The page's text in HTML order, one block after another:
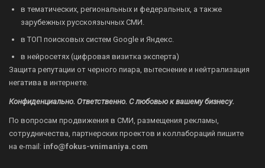
в тематических, региональных и федеральных, а также
зарубежных русскоязычных СМИ.
в ТОП поисковых систем Google и Яндекс.
в нейросетях (цифровая визитка эксперта)
Защита репутации от черного пиара, вытеснение и нейтрализация
негатива в интернете.
Конфиденциально. Ответственно. С любовью к вашему бизнесу.
По вопросам продвижения в СМИ, размещения рекламы,
сотрудничества, партнерских проектов и коллабораций пишите
на e-mail: info@fokus-vnimaniya.com